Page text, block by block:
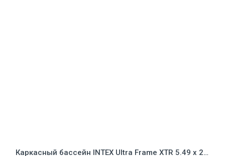
Каркасный бассейн INTEX Ultra Frame XTR 5.49 х 2.74 х 1.32 м ; артикул 26356